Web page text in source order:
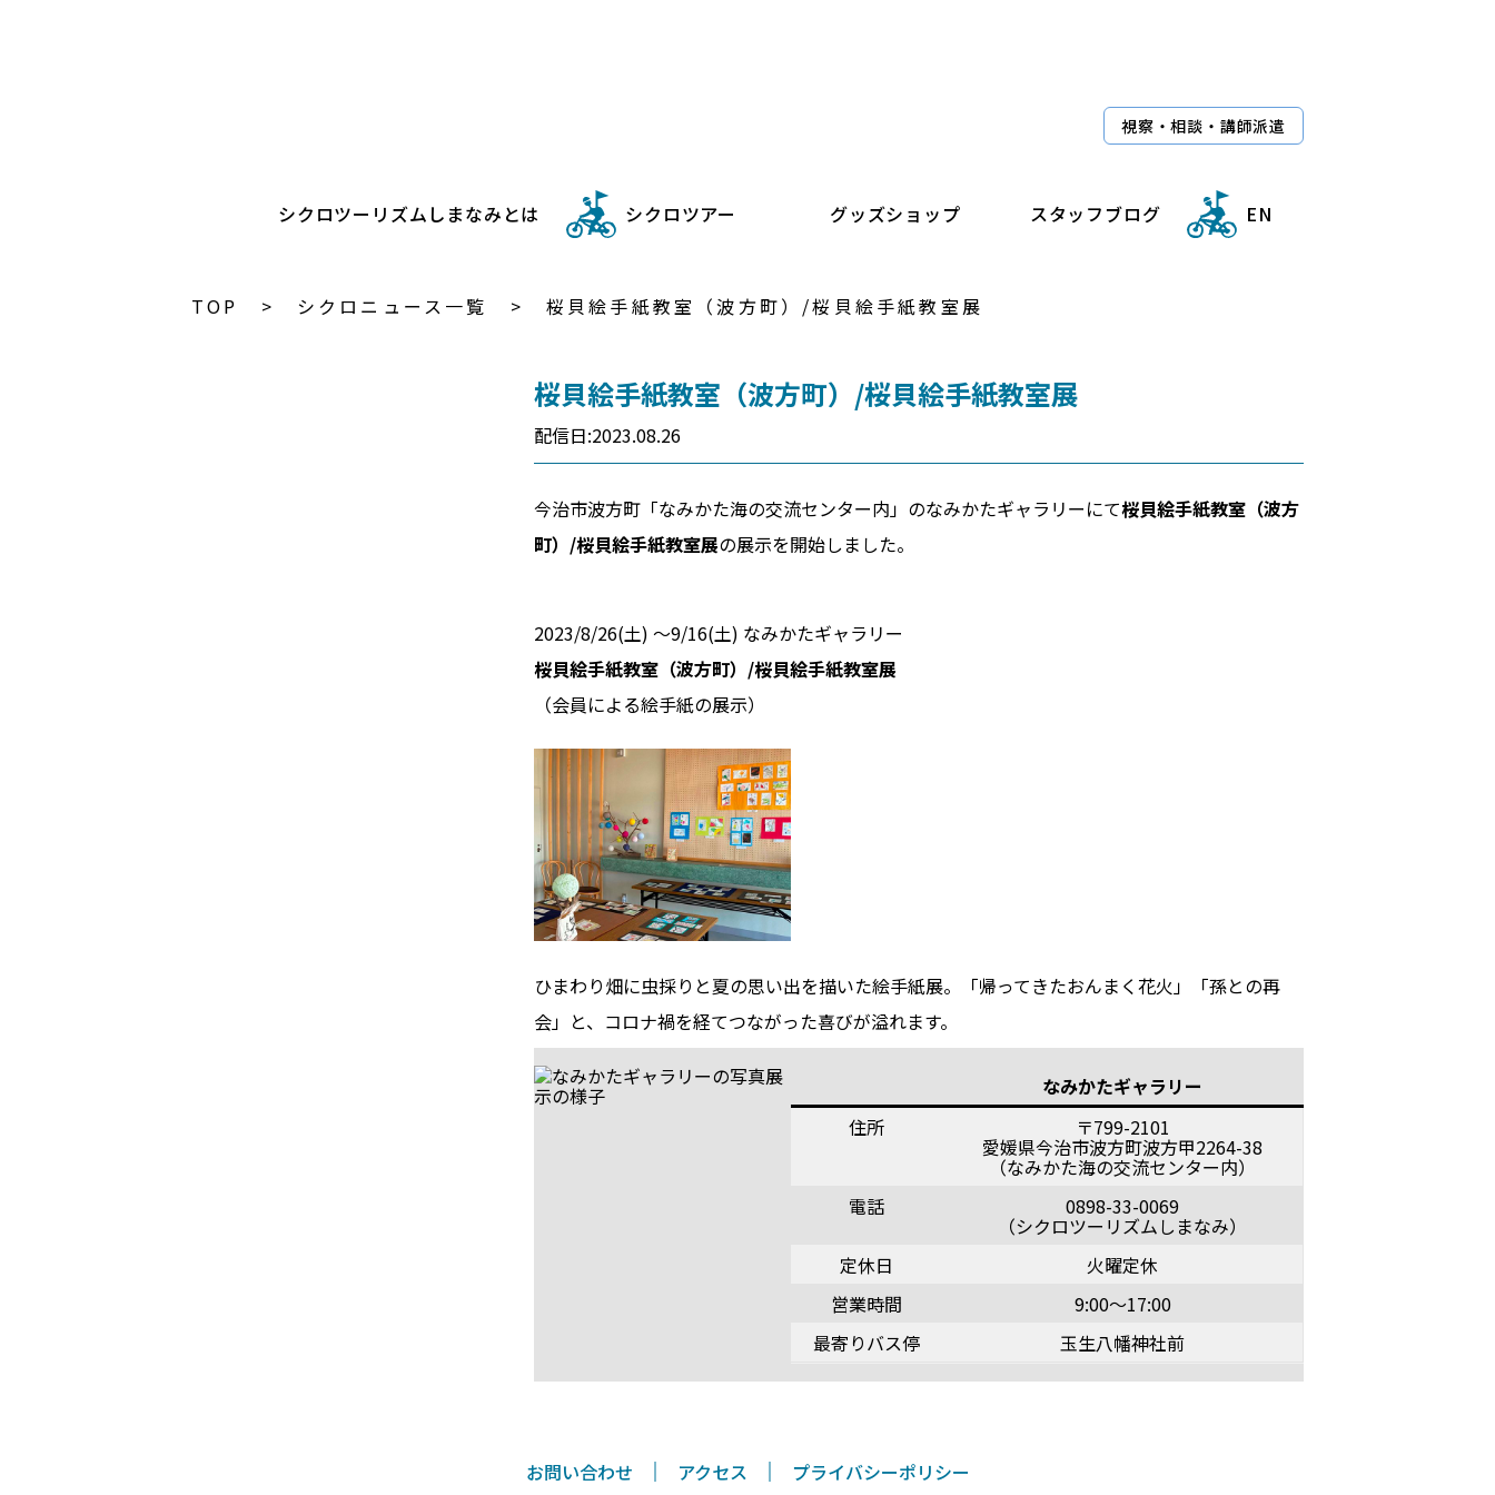
シクロツーリズムしまなみとは シクロツアー グッズショップ スタッフブログ EN
視察・相談・講師派遣
TOP シクロニュース一覧 桜貝絵手紙教室（波方町）/桜貝絵手紙教室展
CYCLO NEWS CycloTourisme Shimanami
桜貝絵手紙教室（波方町）/桜貝絵手紙教室展
配信日:2023.08.26
今治市波方町「なみかた海の交流センター内」のなみかたギャラリーにて桜貝絵手紙教室（波方
町）/桜貝絵手紙教室展の展示を開始しました。
2023/8/26(土) ～9/16(土) なみかたギャラリー
桜貝絵手紙教室（波方町）/桜貝絵手紙教室展
（会員による絵手紙の展示）
ひまわり畑に虫採りと夏の思い出を描いた絵手紙展。「帰ってきたおんまく花火」「孫との再
会」と、コロナ禍を経てつながった喜びが溢れます。
なみかたギャラリー
住所
〒799-2101
愛媛県今治市波方町波方甲2264-38
（なみかた海の交流センター内）
電話
0898-33-0069
（シクロツーリズムしまなみ）
定休日
火曜定休
営業時間
9:00～17:00
最寄りバス停
玉生八幡神社前
お問い合わせ アクセス プライバシーポリシー